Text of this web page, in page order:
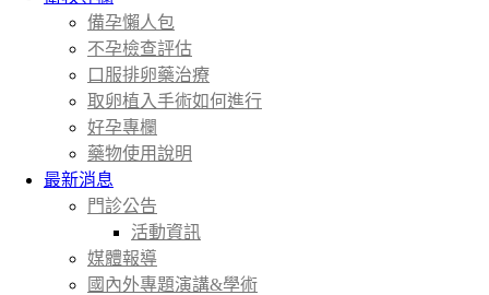
備孕懶人包
不孕檢查評估
口服排卵藥治療
取卵植入手術如何進行
好孕專欄
藥物使用說明
最新消息
門診公告
活動資訊
媒體報導
國內外專題演講&學術